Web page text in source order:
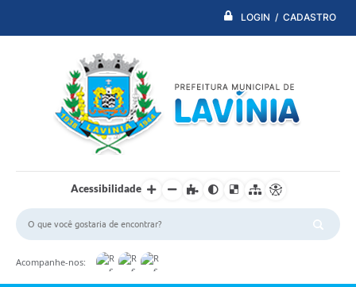
LOGIN / CADASTRO
Acessibilidade
Acompanhe-nos: